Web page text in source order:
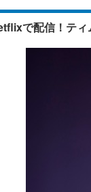
音楽
フTOP
ペットで配信！テ